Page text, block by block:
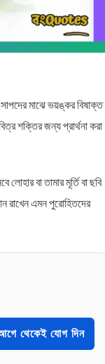
মাঝে ভয়ঙ্কর বিষাক্ত
শক্তির জন্য প্রার্থনা করা
বা তামার মূর্তি বা ছবি
রাখেন এমন পুরোহিতদের
থেকেই যোগ দিন